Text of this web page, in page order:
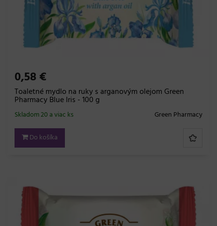
0,58 €
Toaletné mydlo na ruky s arganovým olejom Green
Pharmacy Blue Iris - 100 g
Green Pharmacy
Skladom 20 a viac ks
Do košíka